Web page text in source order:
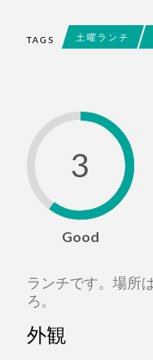
TAGS 土曜ランチ
3
Good
ランチです。場所
ろ。
外観